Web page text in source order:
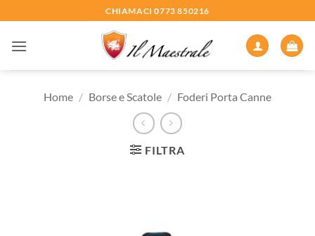
ai
contenuti
CHIAMACI 0773 850216
Home / Borse e Scatole / Foderi Porta Canne
FILTRA